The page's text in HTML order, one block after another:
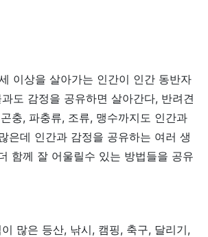
이상을 살아가는 인간이 인간 동반자
도 감정을 공유하면 살아간다, 반려견
충, 파충류, 조류, 맹수까지도 인간과
은데 인간과 감정을 공유하는 여러 생
함께 잘 어울릴수 있는 방법들을 공유
많은 등산, 낚시, 캠핑, 축구, 달리기,